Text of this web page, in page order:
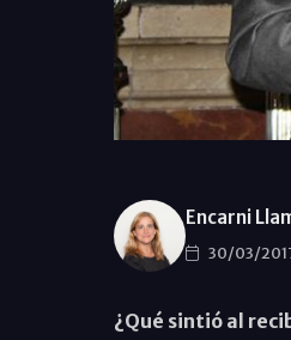
Encarni
30/03/
¿Qué sintió al